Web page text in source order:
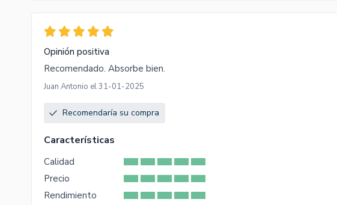
Opinión positiva
Recomendado. Absorbe bien.
Juan Antonio el 31-01-2025
Recomendaría su compra
Características
Calidad
Precio
Rendimiento